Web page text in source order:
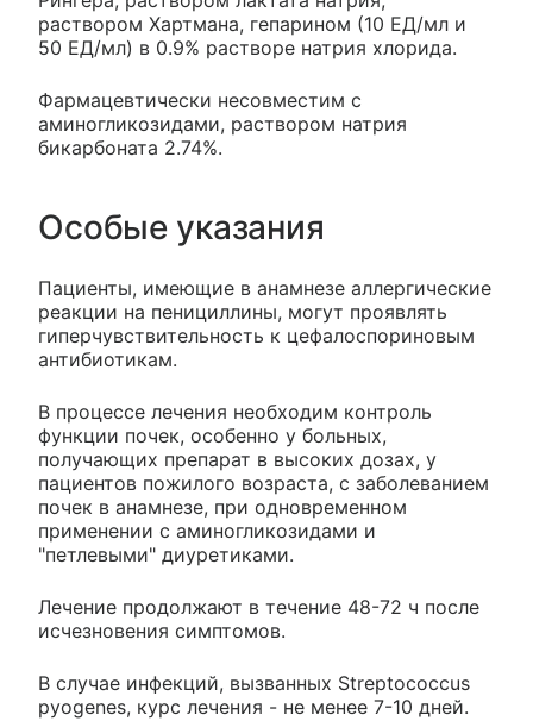
раствором Хартмана, гепарином (10 ЕД/мл и
50 ЕД/мл) в 0.9% растворе натрия хлорида.
Фармацевтически несовместим с
аминогликозидами, раствором натрия
бикарбоната 2.74%.
Особые указания
Пациенты, имеющие в анамнезе аллергические
реакции на пенициллины, могут проявлять
гиперчувствительность к цефалоспориновым
антибиотикам.
В процессе лечения необходим контроль
функции почек, особенно у больных,
получающих препарат в высоких дозах, у
пациентов пожилого возраста, с заболеванием
почек в анамнезе, при одновременном
применении с аминогликозидами и
"петлевыми" диуретиками.
Лечение продолжают в течение 48-72 ч после
исчезновения симптомов.
В случае инфекций, вызванных Streptococcus
pyogenes, курс лечения - не менее 7-10 дней.